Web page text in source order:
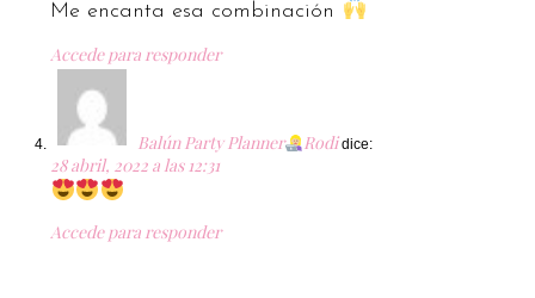
Me encanta esa combinación
Accede para responder
Balún Party Planner Rodi dice:
28 abril, 2022 a las 12:31
Accede para responder